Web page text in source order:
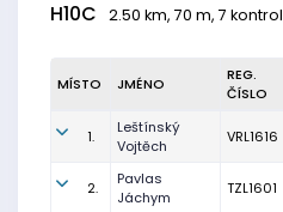
H10C 2.50 km, 70 m, 7 kontrol
MÍSTO JMÉNO
REG.
ČÍSLO
1.
Leštínský
Vojtěch
VRL1616
2.
Pavlas
Jáchym
TZL1601